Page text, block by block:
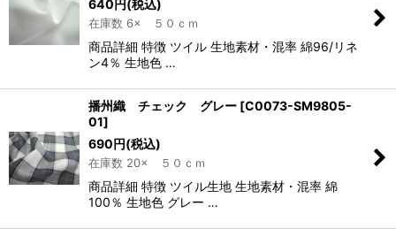
640円(税込)
在庫数 6× ５０ｃｍ
商品詳細 特徴 ツイル 生地素材・混率 綿96/リネ
ン4％ 生地色 …
播州織 チェック グレー [C0073-SM9805-
01]
690円(税込)
在庫数 20× ５０ｃｍ
商品詳細 特徴 ツイル生地 生地素材・混率 綿
100％ 生地色 グレー …